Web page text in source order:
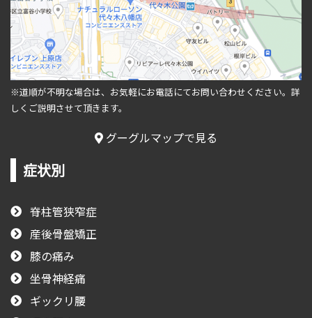
※道順が不明な場合は、お気軽にお電話にてお問い合わせください。 詳
しくご説明させて頂きます。
グーグルマップで見る
症状別
脊柱管狭窄症
産後骨盤矯正
膝の痛み
坐骨神経痛
ギックリ腰